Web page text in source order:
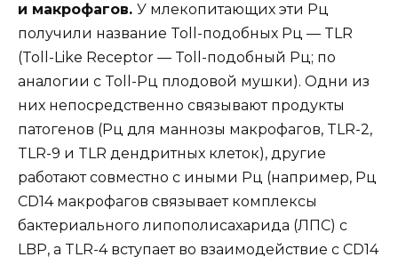
и макрофагов. У млекопитающих эти Рц
получили название Toll-подобных Рц — TLR
(Toll-Like Receptor — Toll-подобный Рц; по
аналогии с Toll-Рц плодовой мушки). Одни из
них непосредственно связывают продукты
патогенов (Рц для маннозы макрофагов, TLR-2,
TLR-9 и TLR дендритных клеток), другие
работают совместно с иными Рц (например, Рц
CD14 макрофагов связывает комплексы
бактериального липополисахарида (ЛПС) с
LBP, a TLR-4 вступает во взаимодействие с CD14